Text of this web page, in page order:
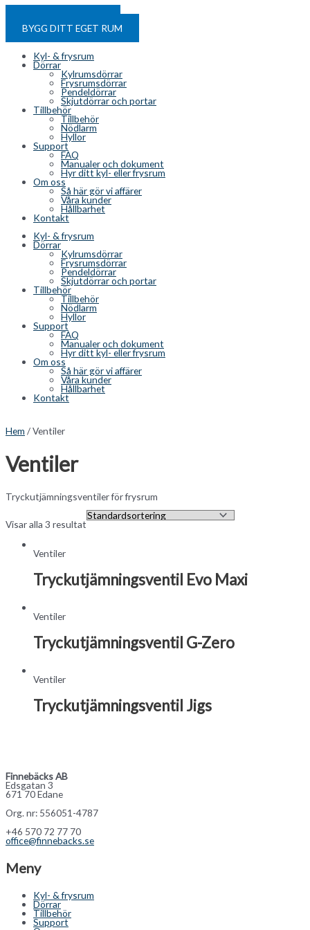
BYGG DITT EGET RUM
Kyl- & frysrum
Dörrar
Kylrumsdörrar
Frysrumsdörrar
Pendeldörrar
Skjutdörrar och portar
Tillbehör
Tillbehör
Nödlarm
Hyllor
Support
FAQ
Manualer och dokument
Hyr ditt kyl- eller frysrum
Om oss
Så här gör vi affärer
Våra kunder
Hållbarhet
Kontakt
Kyl- & frysrum
Dörrar
Kylrumsdörrar
Frysrumsdörrar
Pendeldörrar
Skjutdörrar och portar
Tillbehör
Tillbehör
Nödlarm
Hyllor
Support
FAQ
Manualer och dokument
Hyr ditt kyl- eller frysrum
Om oss
Så här gör vi affärer
Våra kunder
Hållbarhet
Kontakt
Hem / Ventiler
Ventiler
Tryckutjämningsventiler för frysrum
Visar alla 3 resultat
Ventiler
Tryckutjämningsventil Evo Maxi
Ventiler
Tryckutjämningsventil G-Zero
Ventiler
Tryckutjämningsventil Jigs
Finnebäcks AB
Edsgatan 3
671 70 Edane
Org. nr: 556051-4787
+46 570 72 77 70
office@finnebacks.se
Meny
Kyl- & frysrum
Dörrar
Tillbehör
Support